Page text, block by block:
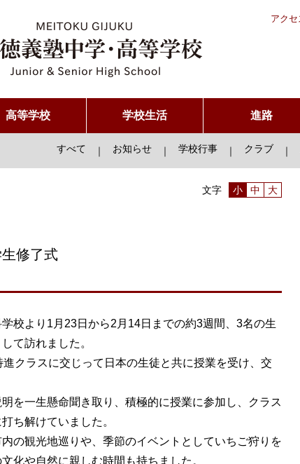
アクセ
高等学校 学校生活 進路
すべて ｜ お知らせ ｜ 学校行事 ｜ クラブ ｜
文字 小 中 大
修了式
校より1月23日から2月14日までの約3週間、3名の生
て訪れました。
クラスに交じって日本の生徒と共に授業を受け、交
を一生懸命聞き取り、積極的に授業に参加し、クラス
ち解けていました。
の観光地巡りや、季節のイベントとしていちご狩りを
化や自然に親しむ時間も持ちました。